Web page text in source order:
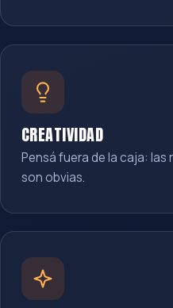
CREATIVIDAD
Pensá fuera de la caja:
son obvias.